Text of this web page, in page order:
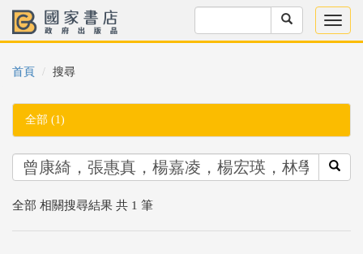
首頁 搜尋
全部 (1)
全部 相關搜尋結果 共 1 筆